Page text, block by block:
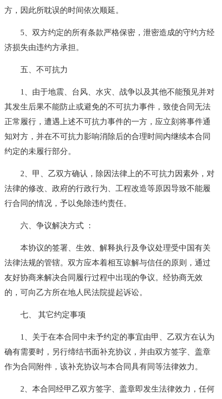
方，因此所耽误的时间依次顺延。
5、双方约定的所有条款严格保密，泄密造成的守约方经
济损失由违约方承担。
五、不可抗力
1、由于地震、台风、水灾、战争以及其他不能预见并对
其发生后果不能防止或避免的不可抗力事件，致使合同无法
正常履行，遭遇上述不可抗力事件的一方，应立刻将事件通
知对方，并在不可抗力影响消除后的合理时间内继续本合同
约定的未履行部分。
2、甲、乙双方确认，除因法律上的不可抗力因素外，对
法律的修改、政府的行政行为、工程改造等原因导致不能履
行合同的情况，予以免除违约责任。
六、争议解决方式 ：
本协议的签署、生效、解释执行及争议处理受中国有关
法律法规的管辖。双方应本着相互谅解与信任的原则，通过
友好协商来解决合同履行过程中出现的争议。经协商无效
的，可向乙方所在地人民法院提起诉讼。
七、 其它约定事项
1、关于在本合同中未予约定的事宜由甲、乙双方在认为
确有需要时，另行缔结书面补充协议，并由双方签字、盖章
作为合同附件，该补充协议与本合同具有同等法律效力。
2、本合同经甲乙双方签字、盖章即发生法律效力，任何